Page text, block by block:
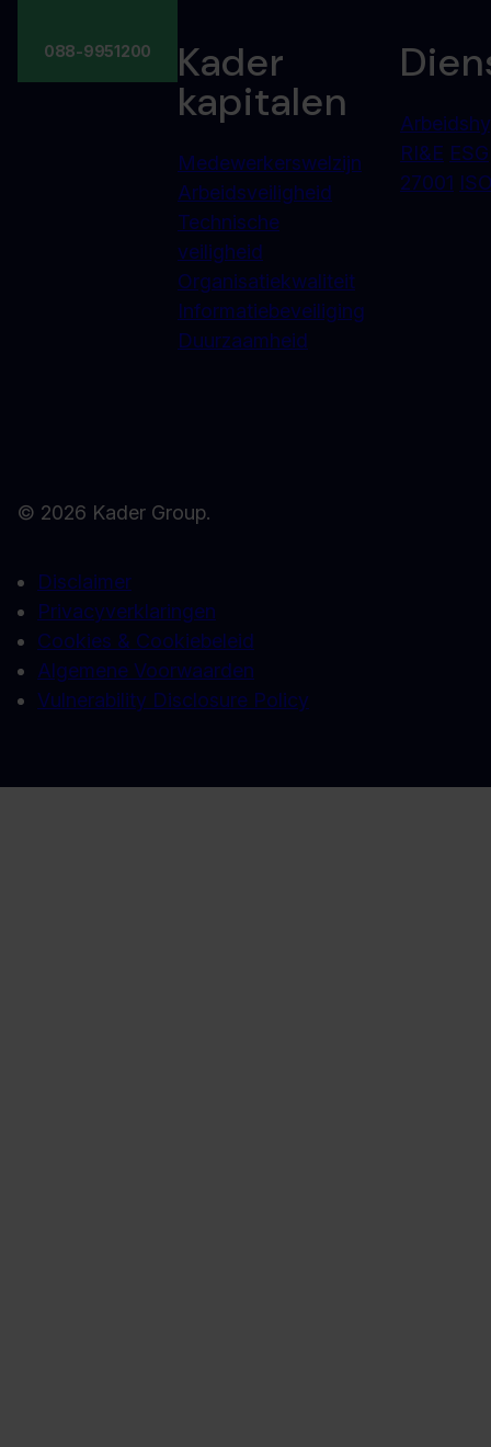
088-9951200 Kader
kapitalen
Medewerkerswelzijn
Arbeidsveiligheid
Technische
veiligheid
Organisatiekwaliteit
Informatiebeveiliging
Duurzaamheid
RI&E ESG
27001
© 2026 Kader Group.
Disclaimer
Privacyverklaringen
Cookies & Cookiebeleid
Algemene Voorwaarden
Vulnerability Disclosure Policy